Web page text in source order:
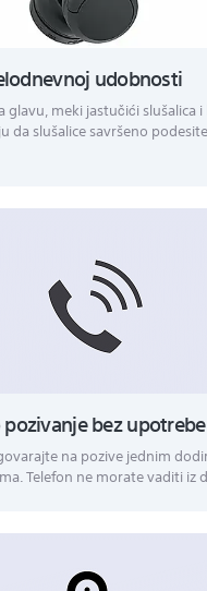
udobnosti
glavu, meki jastučići slušalica
da slušalice savršeno
bez
na pozive jednim
Telefon ne morate vaditi iz